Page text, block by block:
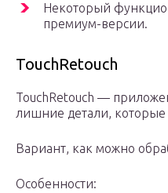
Некоторый
премиум-версии.
TouchRetouch
TouchRetouch —
лишние детали, которые
Вариант, как можно
Особенности: